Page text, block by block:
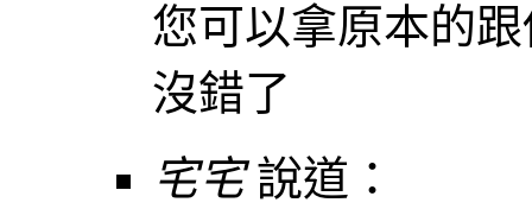
您可以拿原本的
沒錯了
宅宅 說道：